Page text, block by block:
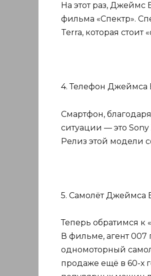
На этот раз,
фильма «Спектр».
Terra, которая стоит
4. Телефон Джеймса
Смартфон,
ситуации — это
Релиз этой модели
5. Самолёт Джеймса
Теперь обратимся к
В фильме, агент 007
одномоторный
продаже ещё в 60-х